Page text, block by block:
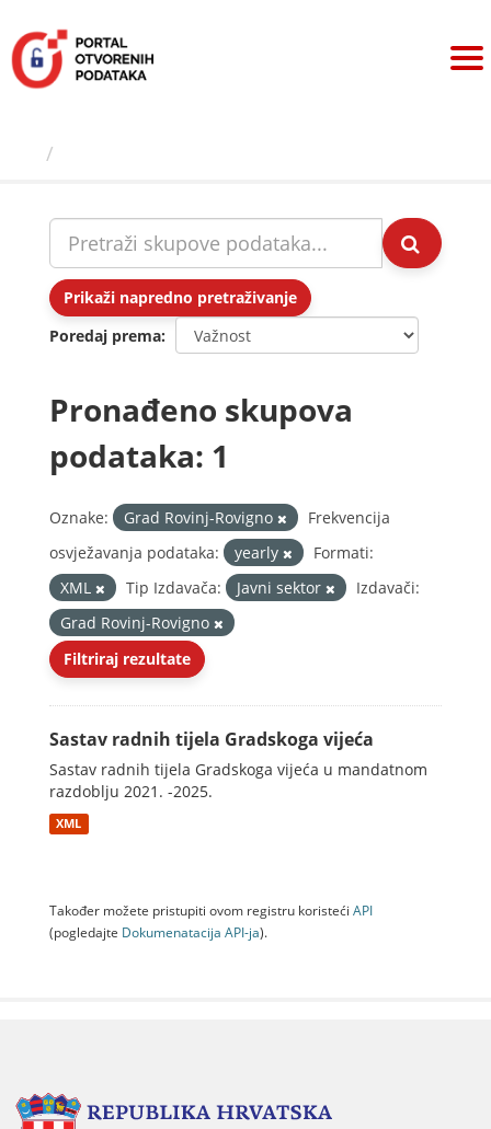
sadržaj
Prikaži napredno pretraživanje
Poredaj prema
Pronađeno skupova
podataka: 1
Oznake: Grad Rovinj-Rovigno
Frekvencija
osvježavanja podataka:
yearly
Formati:
XML
Tip Izdavača: Javni sektor
Izdavači:
Grad Rovinj-Rovigno
Filtriraj rezultate
Sastav radnih tijela Gradskoga vijeća
Sastav radnih tijela Gradskoga vijeća u mandatnom
razdoblju 2021. -2025.
XML
Također možete pristupiti ovom registru koristeći API
(pogledajte Dokumenаtаcijа API-jа).